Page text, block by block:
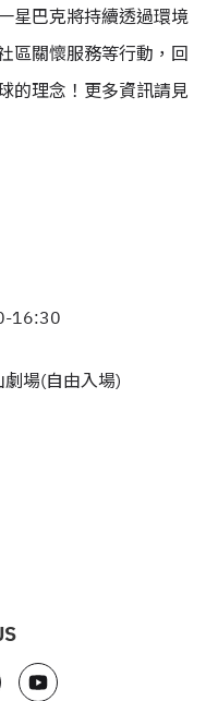
星巴克將持續透過環境
區關懷服務等行動，回
的理念！更多資訊請見
16:30
劇場(自由入場)